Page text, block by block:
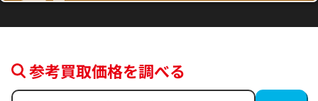
参考買取価格を調べる